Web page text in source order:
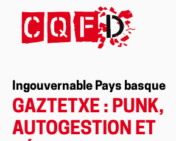
Ingouvernable Pays basque
GAZTETXE : PUNK,
AUTOGESTION ET